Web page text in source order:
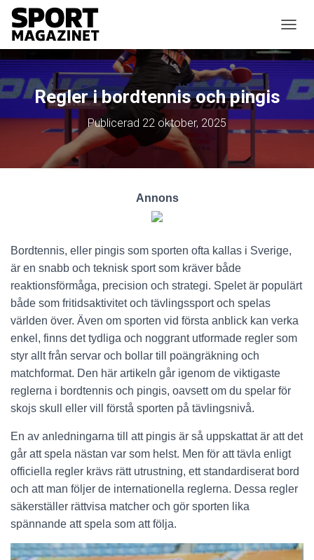
Regler i bordtennis och pingis
Publicerad 22 oktober, 2025
Annons
Bordtennis, eller pingis som sporten ofta kallas i Sverige,
är en snabb och teknisk sport som kräver både
reaktionsförmåga, precision och strategi. Spelet är populärt
både som fritidsaktivitet och tävlingssport och spelas
världen över. Även om sporten vid första anblick kan verka
enkel, finns det tydliga och noggrant utformade regler som
styr allt från servar och bollar till poängräkning och
matchformat. Den här artikeln går igenom de viktigaste
reglerna i bordtennis och pingis, oavsett om du spelar för
skojs skull eller vill förstå sporten på tävlingsnivå.
En av anledningarna till att pingis är så uppskattat är att det
går att spela nästan var som helst. Men för att tävla enligt
officiella regler krävs rätt utrustning, ett standardiserat bord
och att man följer de internationella reglerna. Dessa regler
säkerställer rättvisa matcher och gör sporten lika
spännande att spela som att följa.